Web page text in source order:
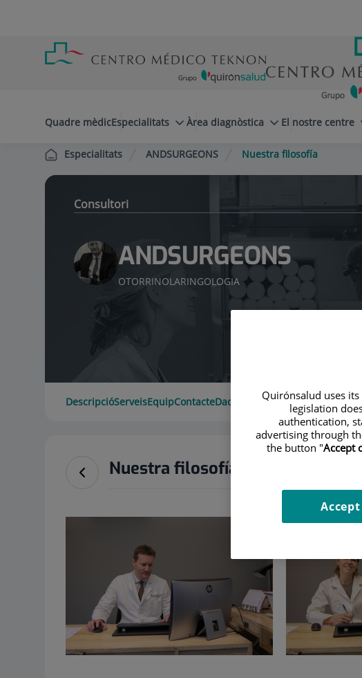
cabecera
Quadre mèdicEspecialitats Àrea diagnòstica El nostre centre
Especialitats ANDSURGEONS Nuestra filosofía
Consultori
ANDSURGEONS
OTORRINOLARINGOLOGIA
DescripcióServeisEquipContacteDades d'interès
Nuestra filosofía
Quirónsalud uses
legislation
authentication,
advertising through
the button "Accept
Accept